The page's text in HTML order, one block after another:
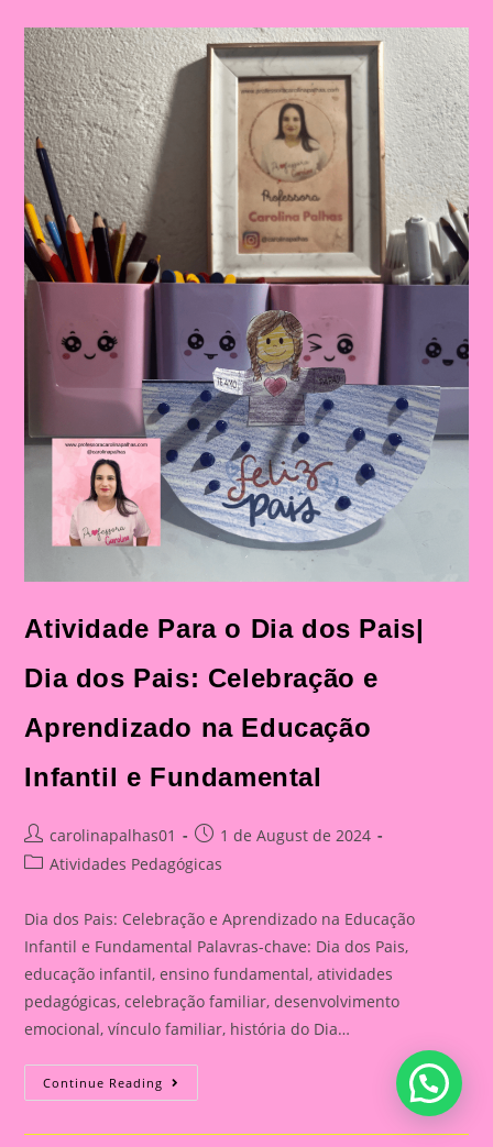
Pais
|
Dia
Dos
Pais:
Celebrando
A
Importância
Figura
Atividade Para o Dia dos Pais|
Dia dos Pais: Celebração e
Aprendizado na Educação
Infantil e Fundamental
Post
author:
carolinapalhas01
Post
published:
1 de August de 2024
PostAtividades Pedagógicas
Dia dos Pais: Celebração e Aprendizado na Educação
Infantil e Fundamental Palavras-chave: Dia dos Pais,
educação infantil, ensino fundamental, atividades
pedagógicas, celebração familiar, desenvolvimento
emocional, vínculo familiar, história do Dia…
Continue Reading Atividade
Para